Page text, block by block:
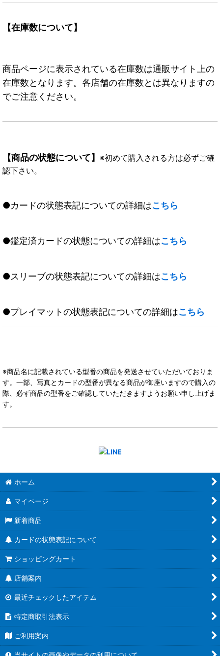
【在庫数について】
商品ページに表示されている在庫数は通販サイト上の
在庫数となります。各店舗の在庫数とは異なりますの
でご注意ください。
【商品の状態について】 ※初めて購入される方は必ずご確
認下さい。
●カードの状態表記についての詳細はこちら
●鑑定済カードの状態についての詳細はこちら
●スリーブの状態表記についての詳細はこちら
●プレイマットの状態表記についての詳細はこちら
※商品名に記載されている型番の商品を発送させていただいておりま
す。一部、写真とカードの型番が異なる商品が御座いますので購入の
際、必ず商品の型番をご確認していただきますようお願い申し上げま
す。
ホーム
マイページ
新着商品
カードの状態表記について
ショッピングカート
店舗案内
最近チェックしたアイテム
特定商取引法表示
ご利用案内